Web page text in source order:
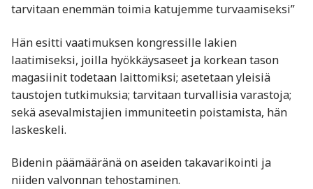
tarvitaan enemmän toimia katujemme turvaamiseksi”
Hän esitti vaatimuksen kongressille lakien
laatimiseksi, joilla hyökkäysaseet ja korkean tason
magasiinit todetaan laittomiksi; asetetaan yleisiä
taustojen tutkimuksia; tarvitaan turvallisia varastoja;
sekä asevalmistajien immuniteetin poistamista, hän
laskeskeli.
Bidenin päämääränä on aseiden takavarikointi ja
niiden valvonnan tehostaminen.